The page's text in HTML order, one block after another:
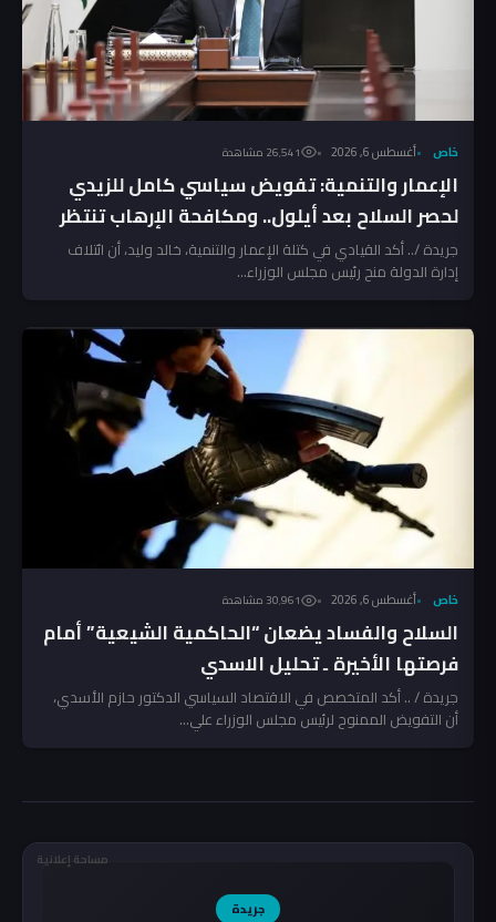
خاص أغسطس 6, 2026 26٬541 مشاهدة
الإعمار والتنمية: تفويض سياسي كامل للزيدي
لحصر السلاح بعد أيلول.. ومكافحة الإرهاب تنتظر
المخالفين!
جريدة /.. أكد القيادي في كتلة الإعمار والتنمية، خالد وليد، أن ائتلاف
إدارة الدولة منح رئيس مجلس الوزراء...
خاص أغسطس 6, 2026 30٬961 مشاهدة
السلاح والفساد يضعان “الحاكمية الشيعية” أمام
فرصتها الأخيرة ـ تحليل الاسدي
جريدة / .. أكد المتخصص في الاقتصاد السياسي الدكتور حازم الأسدي،
أن التفويض الممنوح لرئيس مجلس الوزراء علي...
مساحة إعلانية
جريدة